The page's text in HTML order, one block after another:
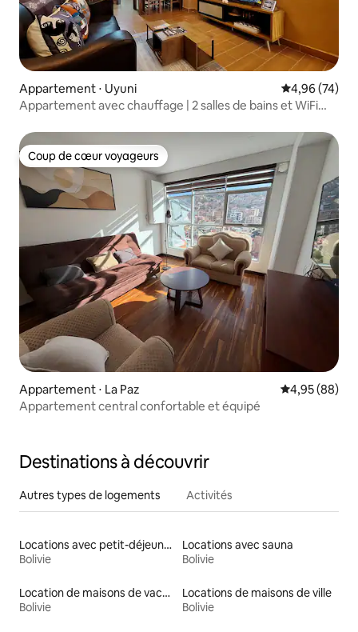
Appartement ⋅ Uyuni Évaluation
4,96 (74)
Appartement avec chauffage | 2 salles de bains et WiFi
Coup de cœur voyageurs
Coup de cœur voyageurs
Appartement ⋅ La Paz Évaluation
4,95 (88)
Appartement central confortable et équipé
Destinations à découvrir
Autres types de logements Activités
Locations avec petit-déjeuner
Bolivie
Locations avec sauna
Bolivie
Location de maisons de vacances
Bolivie
Locations de maisons de ville
Bolivie